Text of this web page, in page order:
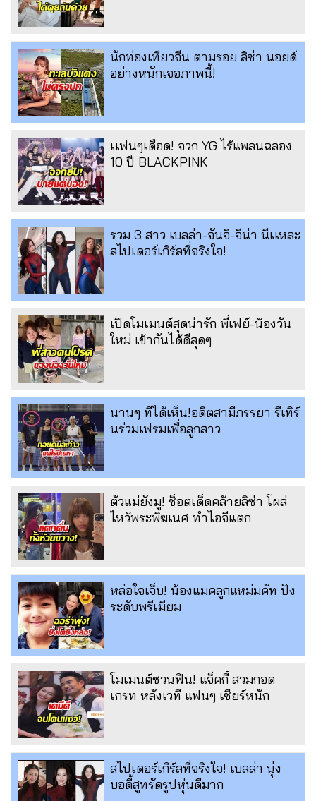
นักท่องเที่ยวจีน ตามรอย ลิซ่า นอยด์
อย่างหนักเจอภาพนี้!
เเฟนๆเดือด! จวก YG ไร้แพลนฉลอง
10 ปี BLACKPINK
รวม 3 สาว เบลล่า-จันจิ-จีน่า นี่เเหละ
สไปเดอร์เกิร์ลที่จริงใจ!
เปิดโมเมนต์สุดน่ารัก พี่เฟย์-น้องวัน
ใหม่ เข้ากันได้ดีสุดๆ
นานๆ ทีได้เห็น!อดีตสามีภรรยา รีเทิร์
นร่วมเฟรมเพื่อลูกสาว
ตัวแม่ยังมู! ช็อตเด็ดคล้ายลิซ่า โผล่
ไหว้พระพิฆเนศ ทำไอจีแตก
หล่อใจเจ็บ! น้องแมคลูกแหม่มคัท ปัง
ระดับพรีเมียม
โมเมนต์ชวนฟิน! แจ็คกี้ สวมกอด
เกรท หลังเวที แฟนๆ เชียร์หนัก
สไปเดอร์เกิร์ลที่จริงใจ! เบลล่า นุ่ง
บอดี้สูทรัดรูปหุ่นดีมาก